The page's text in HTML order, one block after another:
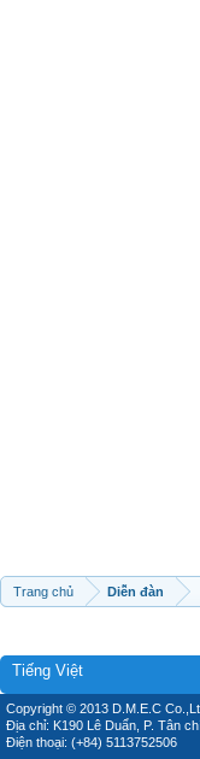
Trang chủ Diễn đàn
Tiếng Việt
Copyright © 2013 D.M.E.C
Địa chỉ: K190 Lê Duẩn, P. Tân
Điện thoại: (+84) 5113752506